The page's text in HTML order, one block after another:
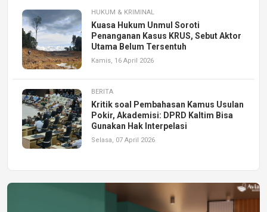
HUKUM & KRIMINAL
Kuasa Hukum Unmul Soroti
Penanganan Kasus KRUS, Sebut Aktor
Utama Belum Tersentuh
Kamis, 16 April 2026
BERITA
Kritik soal Pembahasan Kamus Usulan
Pokir, Akademisi: DPRD Kaltim Bisa
Gunakan Hak Interpelasi
Selasa, 07 April 2026